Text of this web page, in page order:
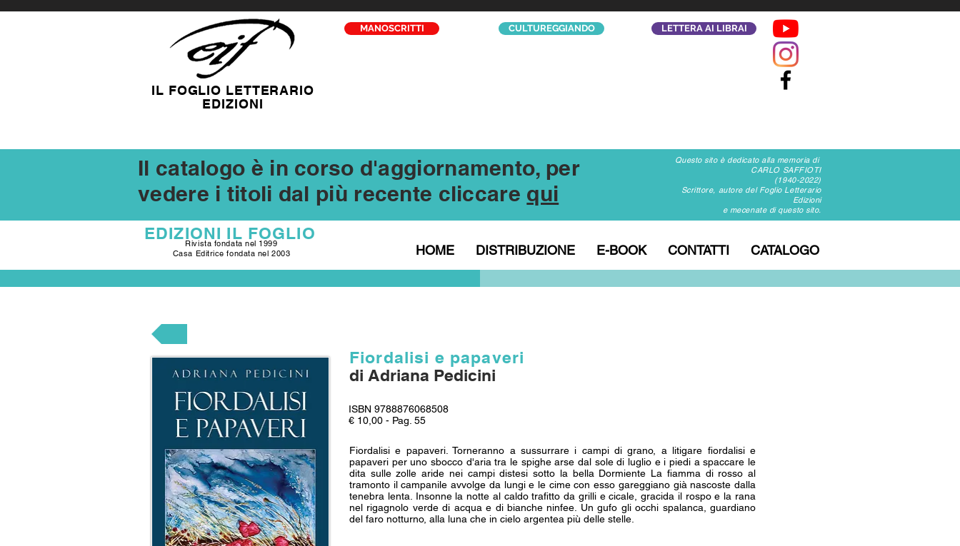
IL FOGLIO LETTERARIO
EDIZIONI
MANOSCRITTI CULTUREGGIANDO LETTERA AI LIBRAI
Il catalogo è in corso d'aggiornamento, per
vedere i titoli dal più recente cliccare qui
Questo sito è dedicato alla memoria di
CARLO SAFFIOTI
(1940-2022)
Scrittore, autore del Foglio Letterario
Edizioni
e mecenate di questo sito.
Rivista fondata nel 1999
Casa Editrice fondata nel 2003
HOME DISTRIBUZIONE E-BOOK CONTATTI CATALOGO
EDIZIONI IL FOGLIO
Fiordalisi e papaveri
di Adriana Pedicini
ISBN 9788876068508
€ 10,00 - Pag. 55
Fiordalisi e papaveri. Torneranno a sussurrare i campi di grano, a litigare fiordalisi e
papaveri per uno sbocco d'aria tra le spighe arse dal sole di luglio e i piedi a spaccare le
dita sulle zolle aride nei campi distesi sotto la bella Dormiente La fiamma di rosso al
tramonto il campanile avvolge da lungi e le cime con esso gareggiano già nascoste dalla
tenebra lenta. Insonne la notte al caldo trafitto da grilli e cicale, gracida il rospo e la rana
nel rigagnolo verde di acqua e di bianche ninfee. Un gufo gli occhi spalanca, guardiano
del faro notturno, alla luna che in cielo argentea più delle stelle.